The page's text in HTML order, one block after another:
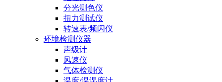
分光测色仪
扭力测试仪
转速表/频闪仪
环境检测仪器
声级计
风速仪
气体检测仪